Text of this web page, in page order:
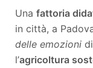
Una fattoria
in città, a
delle emozioni
l’agricoltura